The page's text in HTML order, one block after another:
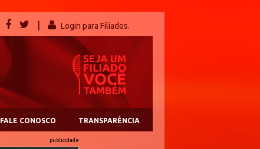
Login para Filiados.
FALE CONOSCO TRANSPARÊNCIA
publicidade